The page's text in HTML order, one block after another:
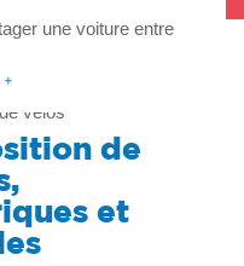
une voiture entre
+
de
et